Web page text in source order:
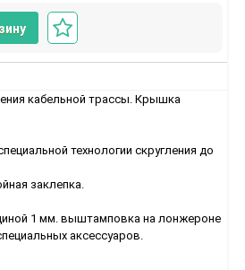
кабельной трассы. Крышка
технологии скругления до
заклепка.
1 мм. выштамповка на лонжероне
аксессуаров.